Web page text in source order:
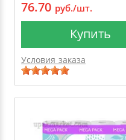
76.70 руб./шт.
Купить
Условия заказа